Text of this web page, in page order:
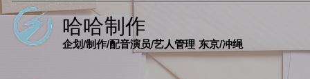
哈哈制作
企划/制作/配音演员/艺人管理 东京/冲绳